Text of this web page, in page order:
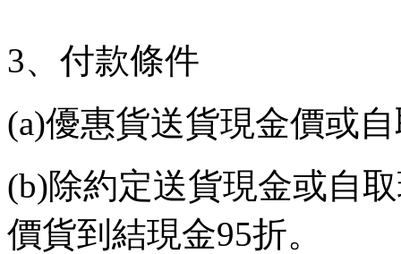
3、付款條件
(a)優惠貨送貨現金價或
(b)除約定送貨現金或自
價貨到結現金95折。